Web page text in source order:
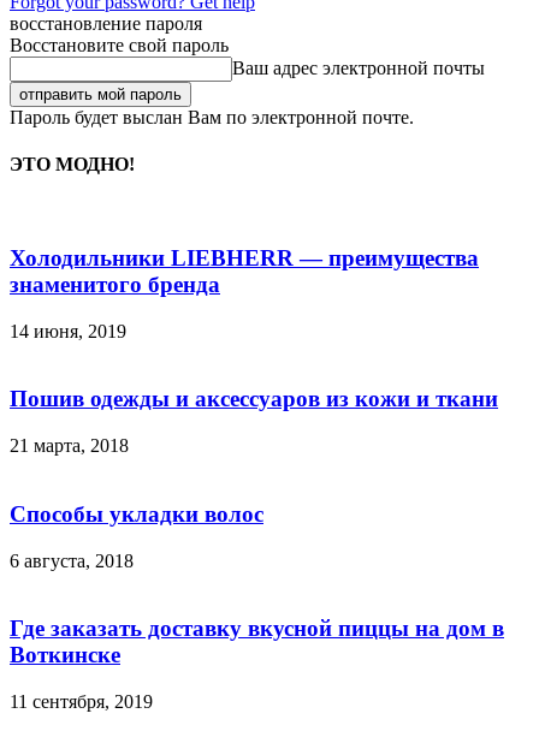
восстановление пароля
Восстановите свой пароль
Ваш адрес электронной почты
Пароль будет выслан Вам по электронной почте.
ЭТО МОДНО!
Холодильники LIEBHERR — преимущества
знаменитого бренда
14 июня, 2019
Пошив одежды и аксессуаров из кожи и ткани
21 марта, 2018
Способы укладки волос
6 августа, 2018
Где заказать доставку вкусной пиццы на дом в
Воткинске
11 сентября, 2019